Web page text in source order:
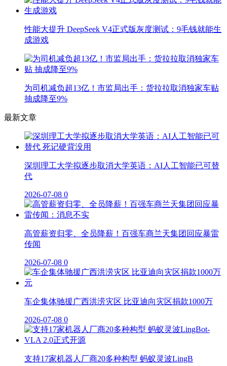
性能大提升 DeepSeek V4正式版灰度测试：9毛钱就能生
成游戏
为司机减负超13亿！市监局出手：货拉拉取消独家车贴
抽成降至9%
最新文章
深圳理工大学拟逐步取消大学英语：AI人工智能已可替
代
2026-07-08 0
高管薪资归零、全员降薪！百强车商兰天集团回应暴雷
传闻
2026-07-08 0
车企集体驰援广西洪涝灾区 比亚迪向灾区捐款1000万
2026-07-08 0
支持17家机器人厂商20多种构型 蚂蚁灵波LingB